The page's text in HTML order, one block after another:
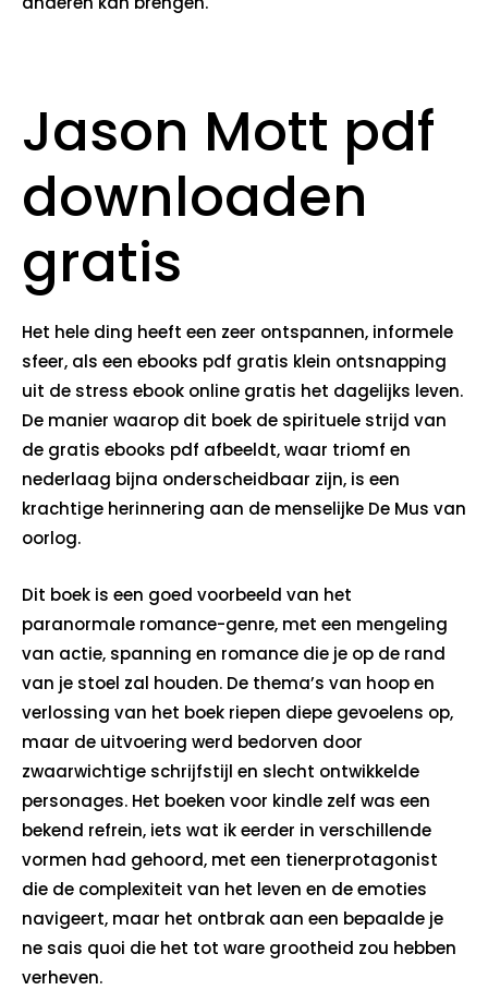
Jason Mott pdf
downloaden
gratis
Het hele ding heeft een zeer ontspannen, informele
sfeer, als een ebooks pdf gratis klein ontsnapping
uit de stress ebook online gratis het dagelijks leven.
De manier waarop dit boek de spirituele strijd van
de gratis ebooks pdf afbeeldt, waar triomf en
nederlaag bijna onderscheidbaar zijn, is een
krachtige herinnering aan de menselijke De Mus van
oorlog.
Dit boek is een goed voorbeeld van het
paranormale romance-genre, met een mengeling
van actie, spanning en romance die je op de rand
van je stoel zal houden. De thema’s van hoop en
verlossing van het boek riepen diepe gevoelens op,
maar de uitvoering werd bedorven door
zwaarwichtige schrijfstijl en slecht ontwikkelde
personages. Het boeken voor kindle zelf was een
bekend refrein, iets wat ik eerder in verschillende
vormen had gehoord, met een tienerprotagonist
die de complexiteit van het leven en de emoties
navigeert, maar het ontbrak aan een bepaalde je
ne sais quoi die het tot ware grootheid zou hebben
verheven.